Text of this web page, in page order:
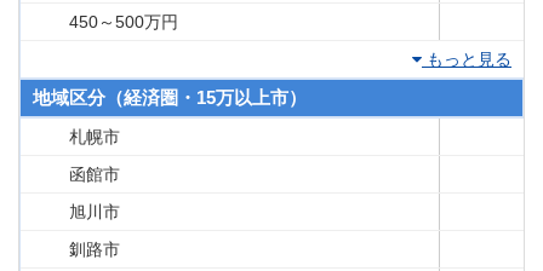
450～500万円
もっと見る
地域区分（経済圏・15万以上市）
札幌市
函館市
旭川市
釧路市